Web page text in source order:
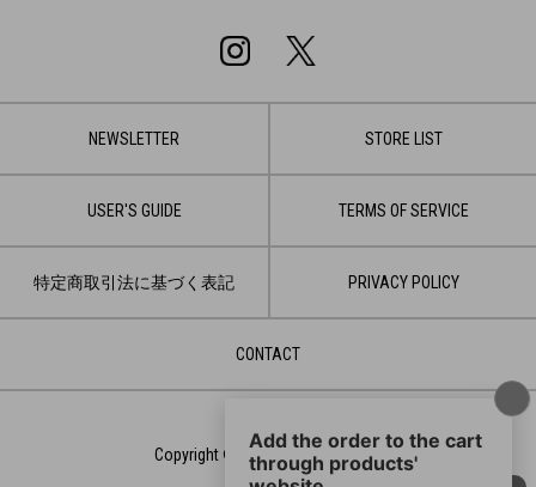
NEWSLETTER STORE LIST
USER'S GUIDE TERMS OF SERVICE
特定商取引法に基づく表記 PRIVACY POLICY
CONTACT
Copyright © 2020 LDH JAPAN Inc.